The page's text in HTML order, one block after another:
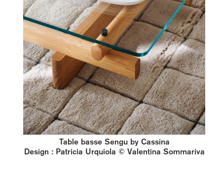
Table basse Sengu by Cassina
Design : Patricia Urquiola © Valentina Sommariva